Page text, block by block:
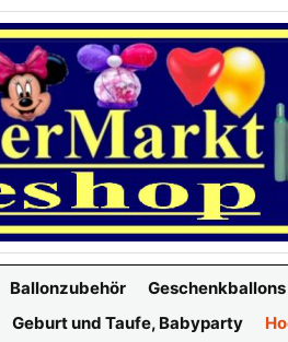
Ballonzubehör
Geschenkballons
Geburt und Taufe, Babyparty